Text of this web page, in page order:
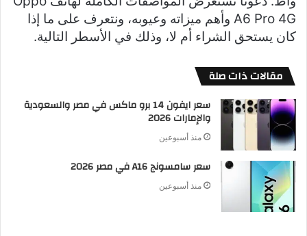
A6 Pro 4G وأهم ميزاته وعيوبه، ونتعرف على ما إذا
كان يستحق الشراء أم لا، وذلك في الأسطر التالية.
مقالات ذات صلة
سعر ايفون 14 برو ماكس في مصر والسعودية
والإمارات 2026
منذ أسبوعين
سعر سامسونج A16 في مصر 2026
منذ أسبوعين